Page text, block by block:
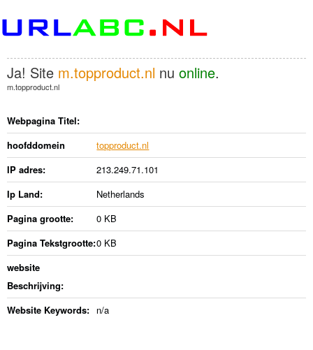
Ja! Site m.topproduct.nl nu online.
m.topproduct.nl
Webpagina Titel:
hoofddomein
topproduct.nl
IP adres:
213.249.71.101
Ip Land:
Netherlands
Pagina grootte:
0 KB
Pagina Tekstgrootte:0 KB
website
Beschrijving:
Website Keywords: n/a